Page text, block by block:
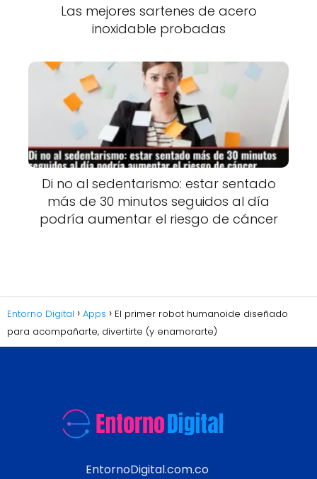
Las mejores sartenes de acero
inoxidable probadas
Di no al sedentarismo: estar sentado
más de 30 minutos seguidos al día
podría aumentar el riesgo de cáncer
Entorno Digital Apps
El primer robot humanoide diseñado
para acompañarte, divertirte (y enamorarte)
EntornoDigital.com.co